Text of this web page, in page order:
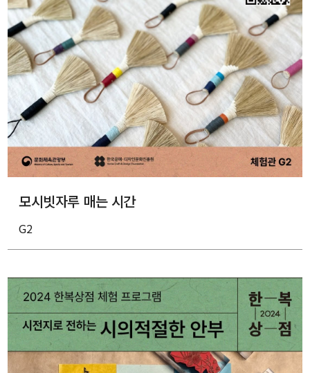
모시빗자루 매는 시간
G2